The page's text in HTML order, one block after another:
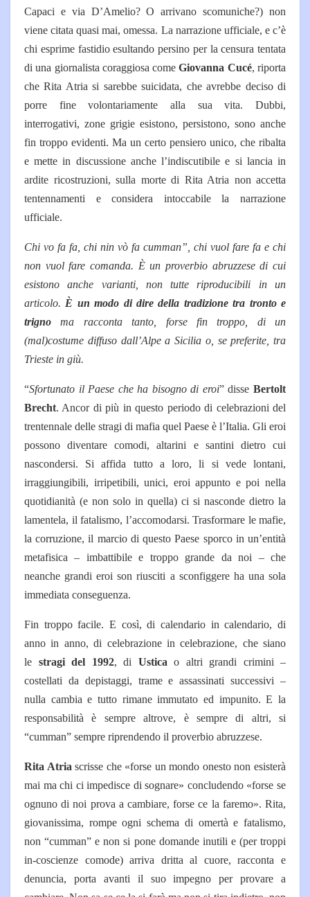
Capaci e via D’Amelio? O arrivano scomuniche?) non
viene citata quasi mai, omessa. La narrazione ufficiale, e c’è
chi esprime fastidio esultando persino per la censura tentata
di una giornalista coraggiosa comeGiovanna Cucé, riporta
che Rita Atria si sarebbe suicidata, che avrebbe deciso di
porre fine volontariamente alla sua vita. Dubbi,
interrogativi, zone grigie esistono, persistono, sono anche
fin troppo evidenti. Ma un certo pensiero unico, che ribalta
e mette in discussione anche l’indiscutibile e si lancia in
ardite ricostruzioni, sulla morte di Rita Atria non accetta
tentennamenti e considera intoccabile la narrazione
ufficiale.
Chi vo fa fa, chi nin vò fa cumman”, chi vuol fare fa e chi
non vuol fare comanda. È un proverbio abruzzese di cui
esistono anche varianti, non tutte riproducibili in un
articolo. È un modo di dire della tradizione tra tronto e
trigno ma racconta tanto, forse fin troppo, di un
(mal)costume diffuso dall’Alpe a Sicilia o, se preferite, tra
Trieste in giù.
“Sfortunato il Paese che ha bisogno di eroi” disseBertolt
Brecht. Ancor di più in questo periodo di celebrazioni del
trentennale delle stragi di mafia quel Paese è l’Italia. Gli eroi
possono diventare comodi, altarini e santini dietro cui
nascondersi. Si affida tutto a loro, li si vede lontani,
irraggiungibili, irripetibili, unici, eroi appunto e poi nella
quotidianità (e non solo in quella) ci si nasconde dietro la
lamentela, il fatalismo, l’accomodarsi. Trasformare le mafie,
la corruzione, il marcio di questo Paese sporco in un’entità
metafisica – imbattibile e troppo grande da noi – che
neanche grandi eroi son riusciti a sconfiggere ha una sola
immediata conseguenza.
Fin troppo facile. E così, di calendario in calendario, di
anno in anno, di celebrazione in celebrazione, che siano
le stragi del 1992, di Ustica o altri grandi crimini –
costellati da depistaggi, trame e assassinati successivi –
nulla cambia e tutto rimane immutato ed impunito. E la
responsabilità è sempre altrove, è sempre di altri, si
“cumman” sempre riprendendo il proverbio abruzzese.
Rita Atria scrisse che «forse un mondo onesto non esisterà
mai ma chi ci impedisce di sognare» concludendo «forse se
ognuno di noi prova a cambiare, forse ce la faremo». Rita,
giovanissima, rompe ogni schema di omertà e fatalismo,
non “cumman” e non si pone domande inutili e (per troppi
in-coscienze comode) arriva dritta al cuore, racconta e
denuncia, porta avanti il suo impegno per provare a